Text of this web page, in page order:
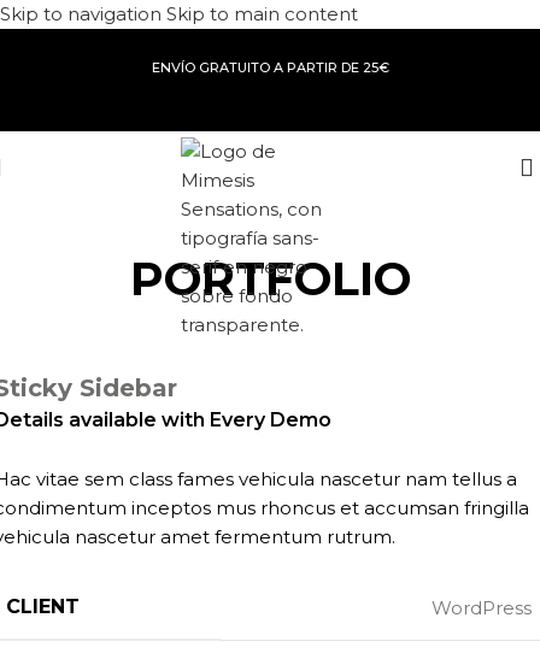
Skip to navigation Skip to main content
ENVÍO GRATUITO A PARTIR DE 25€
PORTFOLIO
/Suspendisse quam at vestibulum
Sidebar
available with Every Demo
vitae sem class fames vehicula nascetur nam tellus a
inceptos mus rhoncus et accumsan fringilla
nascetur amet fermentum rutrum.
CLIENT WordPress